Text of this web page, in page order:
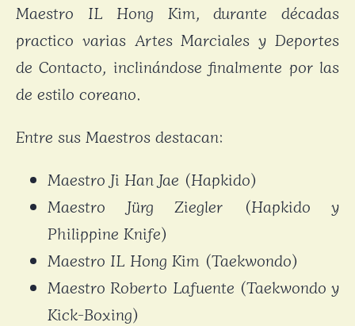
Maestro IL Hong Kim, durante décadas
practico varias Artes Marciales y Deportes
de Contacto, inclinándose finalmente por las
de estilo coreano.
Entre sus Maestros destacan:
Maestro Ji Han Jae (Hapkido)
Maestro Jürg Ziegler (Hapkido y
Philippine Knife)
Maestro IL Hong Kim (Taekwondo)
Maestro Roberto Lafuente (Taekwondo y
Kick-Boxing)